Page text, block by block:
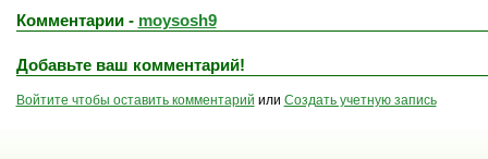
Комментарии - moysosh9
Добавьте ваш комментарий!
Войтите чтобы оставить комментарий или Создать учетную запись